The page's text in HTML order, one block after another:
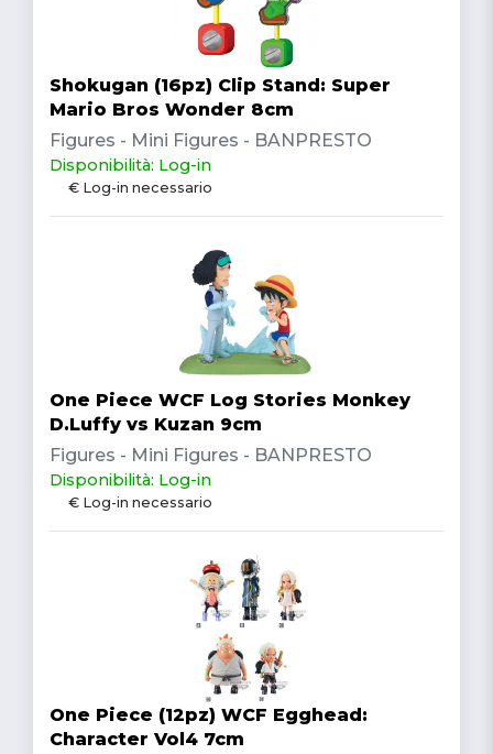
Shokugan (16pz) Clip Stand: Super
Mario Bros Wonder 8cm
Figures - Mini Figures - BANPRESTO
Disponibilità: Log-in
€ Log-in necessario
One Piece WCF Log Stories Monkey
D.Luffy vs Kuzan 9cm
Figures - Mini Figures - BANPRESTO
Disponibilità: Log-in
€ Log-in necessario
One Piece (12pz) WCF Egghead:
Character Vol4 7cm